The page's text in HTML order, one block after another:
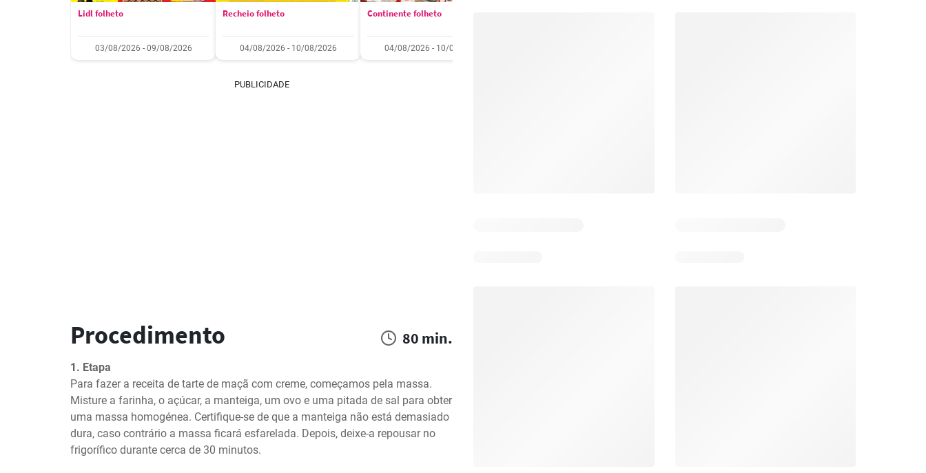
Lidl folheto
03/08/2026 - 09/08/2026
Recheio folheto
04/08/2026 - 10/08/2026
Continente folheto
04/08/2026 - 10/08/2026
PUBLICIDADE
Procedimento 80 min.
1. Etapa
Para fazer a receita de tarte de maçã com creme, começamos pela massa.
Misture a farinha, o açúcar, a manteiga, um ovo e uma pitada de sal para obter
uma massa homogénea. Certifique-se de que a manteiga não está demasiado
dura, caso contrário a massa ficará esfarelada. Depois, deixe-a repousar no
frigorífico durante cerca de 30 minutos.